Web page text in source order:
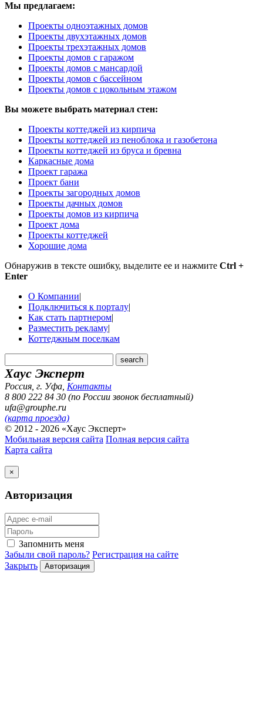
Мы предлагаем:
Проекты одноэтажных домов
Проекты двухэтажных домов
Проекты трехэтажных домов
Проекты домов с гаражом
Проекты домов с мансардой
Проекты домов с бассейном
Проекты домов с цокольным этажом
Вы можете выбрать материал стен:
Проекты коттеджей из кирпича
Проекты коттеджей из пеноблока и газобетона
Проекты коттеджей из бруса и бревна
Каркасные дома
Проект гаража
Проект бани
Проекты загородных домов
Проекты дачных домов
Проекты домов из кирпича
Проект дома
Проекты коттеджей
Хорошие дома
Обнаружив в тексте ошибку, выделите ее и нажмите Ctrl +
Enter
О Компании|
Подключиться к порталу|
Как стать партнером|
Разместить рекламу|
Коттеджным поселкам
Хаус Эксперт
Россия, г. Уфа Контакты
8 800 222 84 30 (по России звонок бесплатный)
ufa@grouphe.ru
(карта проезда)
© 2012 - 2026 «Хаус Эксперт»
Мобильная версия сайта Полная версия сайта
Карта сайта
×
Авторизация
Запомнить меня
Забыли свой пароль? Регистрация на сайте
Закрыть